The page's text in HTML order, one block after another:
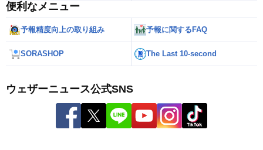
便利なメニュー
予報精度向上の取り組み 予報に関するFAQ
SORASHOP The Last 10-second
ウェザーニュース公式SNS